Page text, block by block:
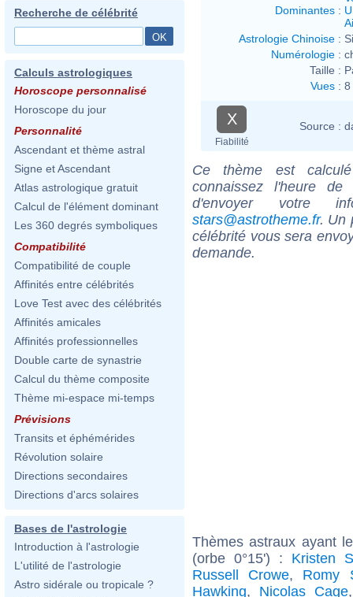
Recherche de célébrité
Calculs astrologiques
Horoscope personnalisé
Horoscope du jour
Personnalité
Ascendant et thème astral
Signe et Ascendant
Atlas astrologique gratuit
Calcul de l'élément dominant
Les 360 degrés symboliques
Compatibilité
Compatibilité de couple
Affinités entre célébrités
Love Test avec des célébrités
Affinités amicales
Affinités professionnelles
Double carte de synastrie
Calcul du thème composite
Thème mi-espace mi-temps
Prévisions
Transits et éphémérides
Révolution solaire
Directions secondaires
Directions d'arcs solaires
Bases de l'astrologie
Introduction à l'astrologie
L'utilité de l'astrologie
Astro sidérale ou tropicale ?
Dominantes :
Astrologie Chinoise :
Numérologie :
Taille :
Vues : 8
X
Fiabilité
Source :
Ce thème est
connaissez l'heure
d'envoyer votre
stars@astrotheme.fr. Un
célébrité vous sera
demande.
Thèmes astraux ayant
(orbe 0°15') : Kristen
Russell Crowe, Romy
Hawking, Nicolas Cage